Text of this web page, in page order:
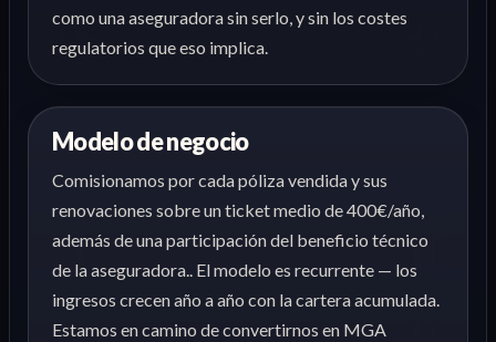
como una aseguradora sin serlo, y sin los costes
regulatorios que eso implica.
Modelo de negocio
Comisionamos por cada póliza vendida y sus
renovaciones sobre un ticket medio de 400€/año,
además de una participación del beneficio técnico
de la aseguradora.. El modelo es recurrente — los
ingresos crecen año a año con la cartera acumulada.
Estamos en camino de convertirnos en MGA